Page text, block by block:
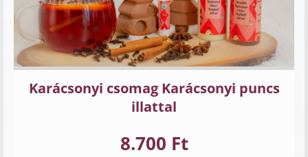
Karácsonyi csomag Karácsonyi puncs
illattal
8.700 Ft